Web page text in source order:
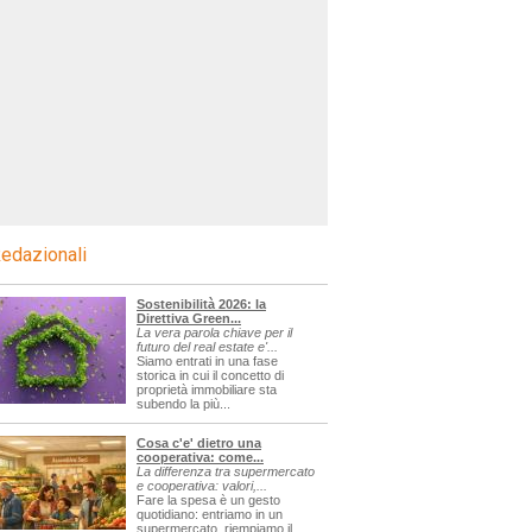
Sostenibilità 2026: la
Direttiva Green...
La vera parola chiave per il
futuro del real estate e'...
Siamo entrati in una fase
storica in cui il concetto di
proprietà immobiliare sta
subendo la più...
Cosa c'e' dietro una
cooperativa: come...
La differenza tra supermercato
e cooperativa: valori,...
Fare la spesa è un gesto
quotidiano: entriamo in un
supermercato, riempiamo il